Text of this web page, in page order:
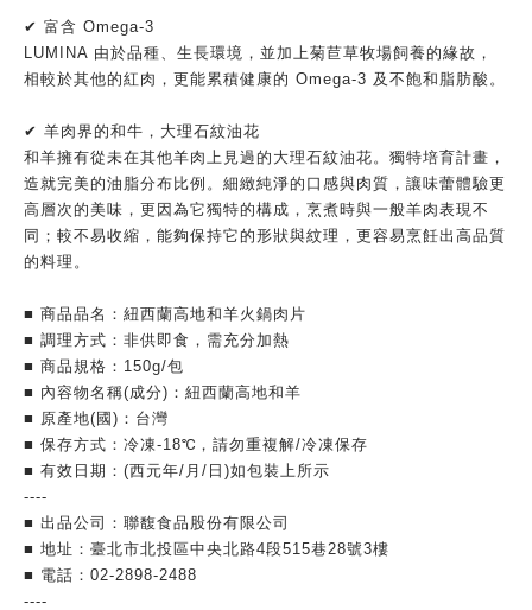
✔ 富含 Omega-3
LUMINA 由於品種、生長環境，並加上菊苣草牧場飼養的緣故，
相較於其他的紅肉，更能累積健康的 Omega-3 及不飽和脂肪酸。
✔ 羊肉界的和牛，大理石紋油花
和羊擁有從未在其他羊肉上見過的大理石紋油花。獨特培育計畫，
造就完美的油脂分布比例。細緻純淨的口感與肉質，讓味蕾體驗更
高層次的美味，更因為它獨特的構成，烹煮時與一般羊肉表現不
同；較不易收縮，能夠保持它的形狀與紋理，更容易烹飪出高品質
的料理。
■ 商品品名：紐西蘭高地和羊火鍋肉片
■ 調理方式：非供即食，需充分加熱
■ 商品規格：150g/包
■ 內容物名稱(成分)：紐西蘭高地和羊
■ 原產地(國)：台灣
■ 保存方式：冷凍-18℃，請勿重複解/冷凍保存
■ 有效日期：(西元年/月/日)如包裝上所示
----
■ 出品公司：聯馥食品股份有限公司
■ 地址：臺北市北投區中央北路4段515巷28號3樓
■ 電話：02-2898-2488
----